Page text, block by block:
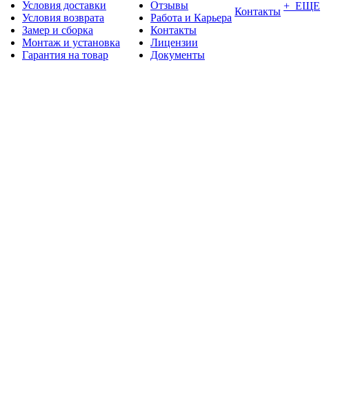
Условия доставки
Условия возврата
Замер и сборка
Монтаж и установка
Гарантия на товар
Отзывы
Работа и Карьера
Контакты
Лицензии
Документы
Контакты + ЕЩЕ